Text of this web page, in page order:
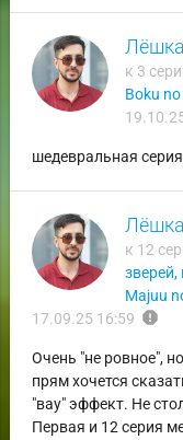
к 3
Boku
шедевральная
к 12
Majuu
17.09.25 16:59 report
Очень "не ровное",
прям хочется
"вау" эффект. Не
Первая и 12 серия